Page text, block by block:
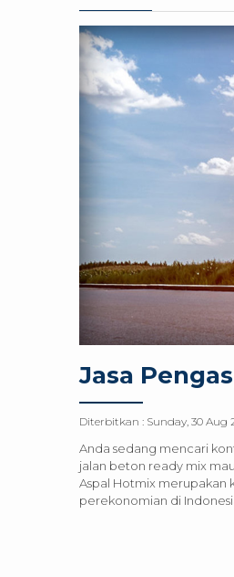
Jasa
Diterbitkan : Sunday, 30 Aug
Anda sedang mencari
jalan beton ready mix
Aspal Hotmix merupakan
perekonomian di